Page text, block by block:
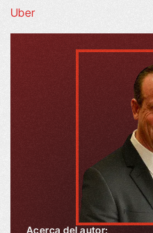
Uber
Acerca del autor: